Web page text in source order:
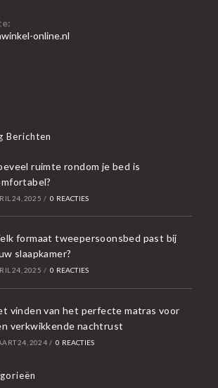
online.nl
Berichten
ruimte rondom je bed is
24, 2025 / 0 REACTIES
formaat tweepersoonsbed past bij
slaapkamer?
24, 2025 / 0 REACTIES
vinden van het perfecte matras voor
verkwikkende nachtrust
24, 2024 / 0 REACTIES